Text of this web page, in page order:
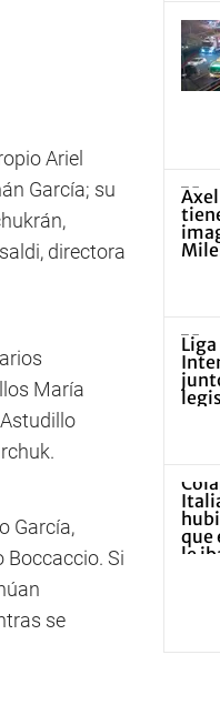
Ariel
García; su
directora
María
García,
Boccaccio. Si
se